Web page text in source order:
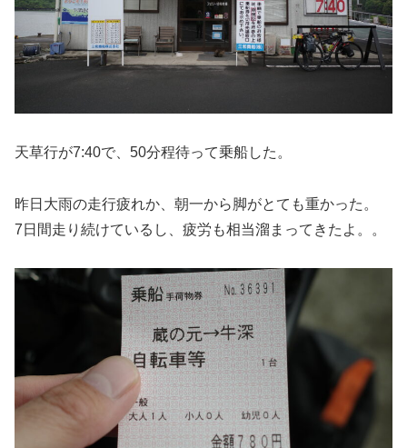
天草行が7:40で、50分程待って乗船した。
昨日大雨の走行疲れか、朝一から脚がとても重かった。
7日間走り続けているし、疲労も相当溜まってきたよ。。